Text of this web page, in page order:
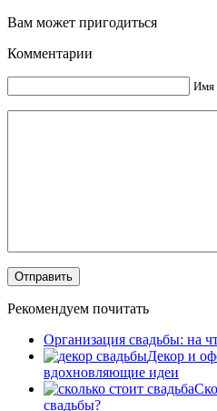
Вам может пригодиться
Комментарии
Имя
Рекомендуем почитать
Организация свадьбы: на
Декор и
вдохновляющие идеи
свадьбы?